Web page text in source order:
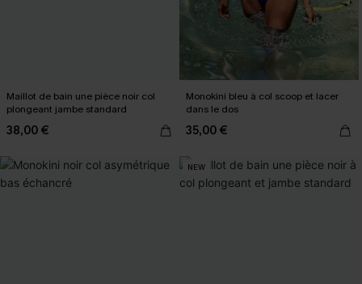
Maillot de bain une pièce noir col
plongeant jambe standard
38,00 €
Monokini bleu à col scoop et lacer
dans le dos
35,00 €
NEW